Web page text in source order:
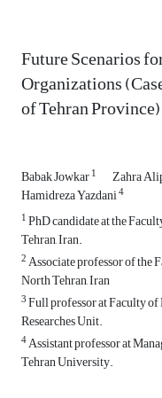
Future Scenarios
Organizations
of Tehran Province)
Babak Jowkar1 Zahra
Hamidreza Yazdani4
1PhD candidate at the
Tehran, Iran.
2Associate professor of the
North Tehran, Iran
3Full professor at Faculty of
Researches Unit.
4Assistant professor at
Tehran University.